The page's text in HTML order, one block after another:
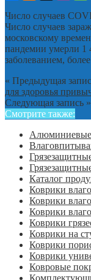
Число случаев
Число случаев
московскому
пандемии умерли 1
заболеванием,
« Предыдущая
для здоровья
Следующая запись »
Смотрите также:
Алюминиевые
Каталог
Коврики
Коврики
Коврики
Коврики
Коврики на
Коврики
Коврики
Ковровые